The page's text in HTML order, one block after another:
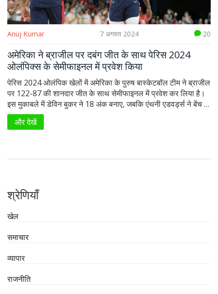
Anuj Kumar 7 अगस्त 2024 20
अमेरिका ने ब्राजील पर दबंग जीत के साथ पेरिस 2024
ओलंपिक्स के सेमीफाइनल में प्रवेश किया
पेरिस 2024 ओलंपिक खेलों में अमेरिका के पुरुष बास्केटबॉल टीम ने ब्राजील
पर 122-87 की शानदार जीत के साथ सेमीफाइनल में प्रवेश कर लिया है।
इस मुकाबले में डेविन बुकर ने 18 अंक बनाए, जबकि एंथनी एडवर्ड्स ने बेंच से
योगदान करते हुए 17 अंक जुटाए। लेब्रॉन जेम्स ने 12 अंक और नौ असिस्ट
के साथ लगभग डबल-डबल हासिल किया। केविन ड्यूरेंट ने इस जीत में 11
और देखें
श्रेणियाँ
खेल
समाचार
व्यापार
राजनीति